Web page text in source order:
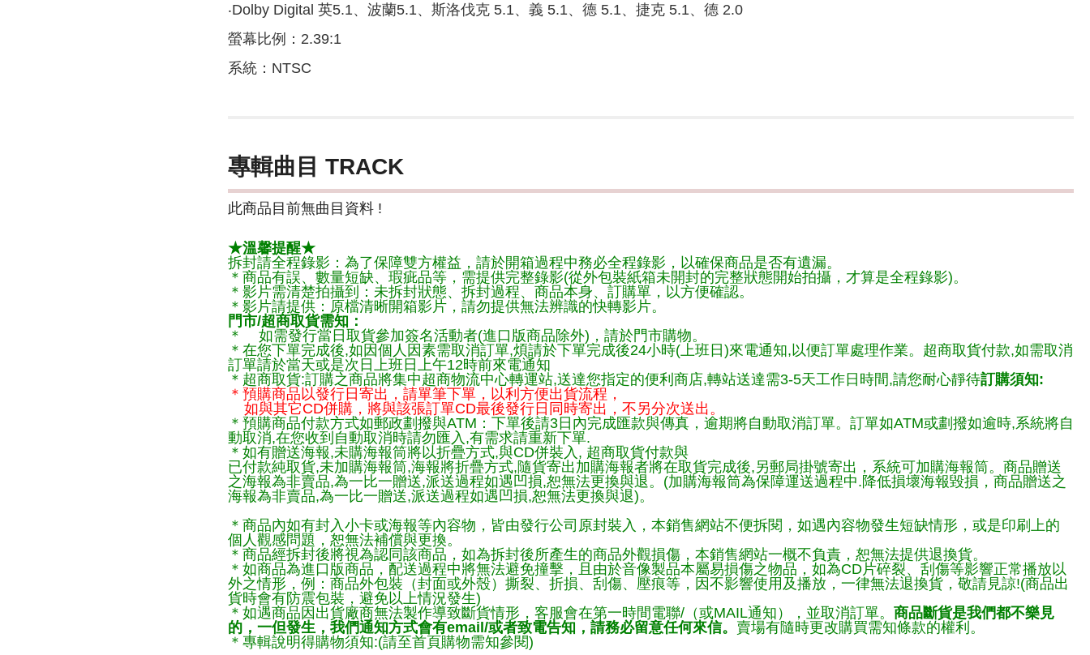
‧Dolby Digital 英5.1、波蘭5.1、斯洛伐克 5.1、義 5.1、德 5.1、捷克 5.1、德 2.0
螢幕比例：2.39:1
系統：NTSC
專輯曲目 TRACK
此商品目前無曲目資料 !
★溫馨提醒★
拆封請全程錄影：為了保障雙方權益，請於開箱過程中務必全程錄影，以確保商品是否有遺漏。
＊商品有誤、數量短缺、瑕疵品等，需提供完整錄影(從外包裝紙箱未開封的完整狀態開始拍攝，才算是全程錄影)。
＊影片需清楚拍攝到：未拆封狀態、拆封過程、商品本身、訂購單，以方便確認。
＊影片請提供：原檔清晰開箱影片，請勿提供無法辨識的快轉影片。
門市/超商取貨需知：
＊ 如需發行當日取貨參加簽名活動者(進口版商品除外)，請於門市購物。
＊在您下單完成後,如因個人因素需取消訂單,煩請於下單完成後24小時(上班日)來電通知,以便訂單處理作業。超商取貨付款,如需取消
訂單請於當天或是次日上班日上午12時前來電通知
＊超商取貨:訂購之商品將集中超商物流中心轉運站,送達您指定的便利商店,轉站送達需3-5天工作日時間,請您耐心靜待訂購須知:
＊預購商品以發行日寄出，請單筆下單，以利方便出貨流程，
如與其它CD併購，將與該張訂單CD最後發行日同時寄出，不另分次送出。
＊預購商品付款方式如郵政劃撥與ATM：下單後請3日內完成匯款與傳真，逾期將自動取消訂單。訂單如ATM或劃撥如逾時,系統將自
動取消,在您收到自動取消時請勿匯入,有需求請重新下單.
＊如有贈送海報,未購海報筒將以折疊方式,與CD併裝入, 超商取貨付款與
已付款純取貨,未加購海報筒,海報將折疊方式,隨貨寄出加購海報者將在取貨完成後,另郵局掛號寄出，系統可加購海報筒。商品贈送
之海報為非賣品,為一比一贈送,派送過程如遇凹損,恕無法更換與退。(加購海報筒為保障運送過程中.降低損壞海報毀損，商品贈送之
海報為非賣品,為一比一贈送,派送過程如遇凹損,恕無法更換與退)。
＊商品內如有封入小卡或海報等內容物，皆由發行公司原封裝入，本銷售網站不便拆閱，如遇內容物發生短缺情形，或是印刷上的
個人觀感問題，恕無法補償與更換。
＊商品經拆封後將視為認同該商品，如為拆封後所產生的商品外觀損傷，本銷售網站一概不負責，恕無法提供退換貨。
＊如商品為進口版商品，配送過程中將無法避免撞擊，且由於音像製品本屬易損傷之物品，如為CD片碎裂、刮傷等影響正常播放以
外之情形，例：商品外包裝（封面或外殼）撕裂、折損、刮傷、壓痕等，因不影響使用及播放，一律無法退換貨，敬請見諒!(商品出
貨時會有防震包裝，避免以上情況發生)
＊如遇商品因出貨廠商無法製作導致斷貨情形，客服會在第一時間電聯/（或MAIL通知），並取消訂單。 商品斷貨是我們都不樂見
的，一但發生，我們通知方式會有email/或者致電告知，請務必留意任何來信。 賣場有隨時更改購買需知條款的權利。
＊專輯說明得購物須知:(請至首頁購物需知參閱)